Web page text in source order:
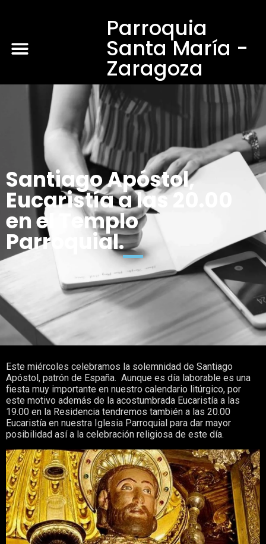
Parroquia
Santa María -
Zaragoza
Santiago Apóstol,
Eucaristía a las 20.00
en el Templo
Parroquial.
Este miércoles celebramos la solemnidad de Santiago
Apóstol, patrón de España. Aunque es día laborable es una
fiesta muy importante en nuestro calendario litúrgico, por
este motivo además de la acostumbrada Eucaristía a las
19.00 en la Residencia tendremos también a las 20.00
Eucaristía en nuestra Iglesia Parroquial para dar mayor
posibilidad así a la celebración religiosa de este día.